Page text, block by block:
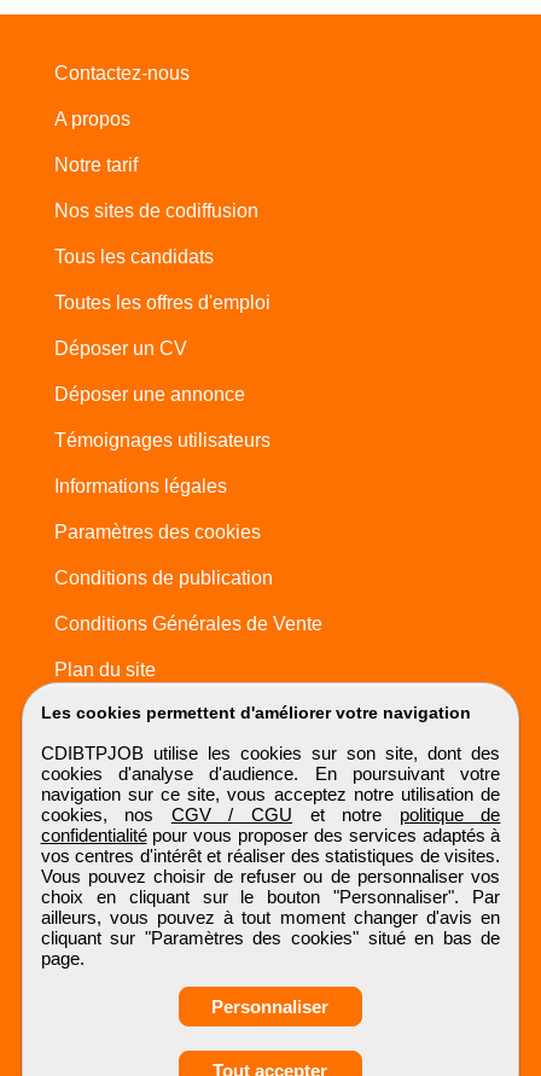
Obtenir ses
Les cookies permettent d'améliorer votre navigation
CDIBTPJOB utilise les cookies sur son site, dont des
cookies d'analyse d'audience. En poursuivant votre
navigation sur ce site, vous acceptez notre utilisation de
cookies, nos CGV / CGU et notre politique de
confidentialitépour vous proposer des services adaptés à
vos centres d'intérêt et réaliser des statistiques de visites.
Vous pouvez choisir de refuser ou de personnaliser vos
choix en cliquant sur le bouton "Personnaliser". Par
ailleurs, vous pouvez à tout moment changer d'avis en
cliquant sur "Paramètres des cookies" situé en bas de
page.
Personnaliser
Tout accepter
Contactez-nous
A propos
Notre tarif
Nos sites de codiffusion
Tous les candidats
Toutes les offres d'emploi
Déposer un CV
Déposer une annonce
Témoignages utilisateurs
Informations légales
Paramètres des cookies
Conditions de publication
Conditions Générales de Vente
Plan du site